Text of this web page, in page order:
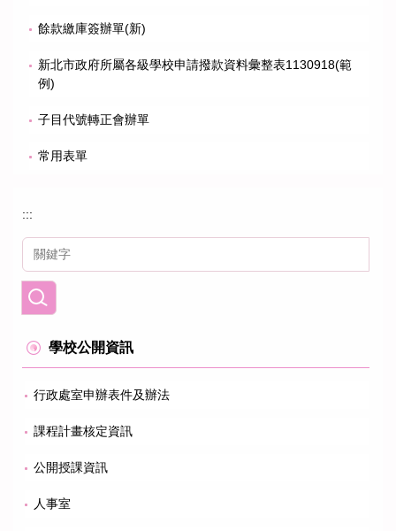
餘款繳庫簽辦單(新)
新北市政府所屬各級學校申請撥款資料彙整表1130918(範
例)
子目代號轉正會辦單
常用表單
:::
學校公開資訊
行政處室申辦表件及辦法
課程計畫核定資訊
公開授課資訊
人事室